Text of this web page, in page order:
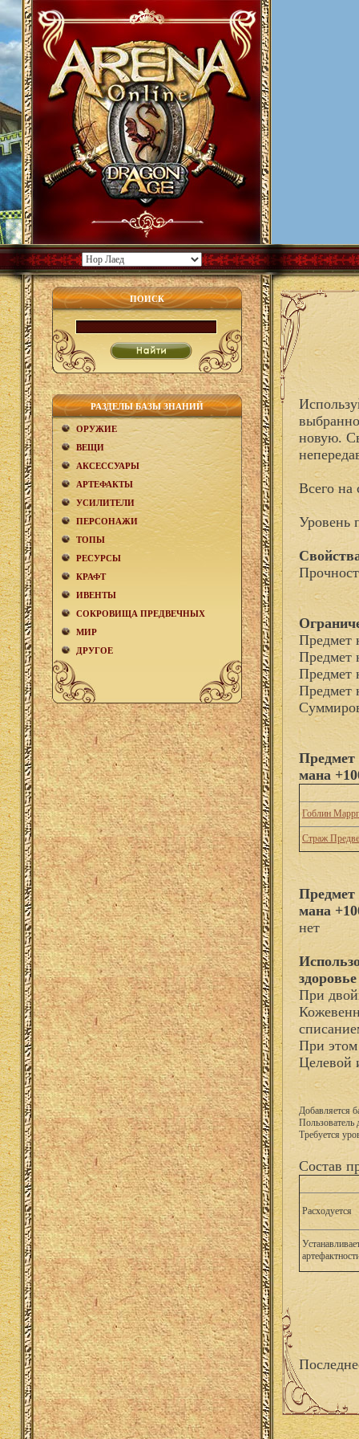
ПОИСК
РАЗДЕЛЫ БАЗЫ ЗНАНИЙ
ОРУЖИЕ
ВЕЩИ
АКCЕСCУАРЫ
АРТЕФАКТЫ
УСИЛИТЕЛИ
ПЕРСОНАЖИ
ТОПЫ
РЕСУРСЫ
КРАФТ
ИВЕНТЫ
СОКРОВИЩА ПРЕДВЕЧНЫХ
МИР
ДРУГОЕ
новую.
Всего на
Уровень
Предмет
Предмет
Предмет
Предмет
Предмет
мана
Гоблин Маррг
Страж
Предмет
мана
нет
При
При этом
Целевой
Добавляется
Пользователь
Требуется
Состав
Расходуется